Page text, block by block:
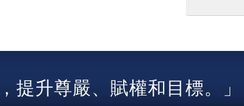
提升尊嚴、賦權和目標。」